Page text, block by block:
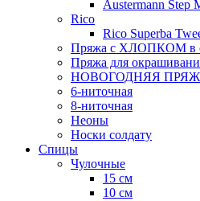
Austermann Step
Rico
Rico Superba
Пряжа с ХЛОПКОМ в
Пряжа для
НОВОГОДНЯЯ
6-ниточная
8-ниточная
Неоны
Носки солдату
Спицы
Чулочные
15 см
10 см